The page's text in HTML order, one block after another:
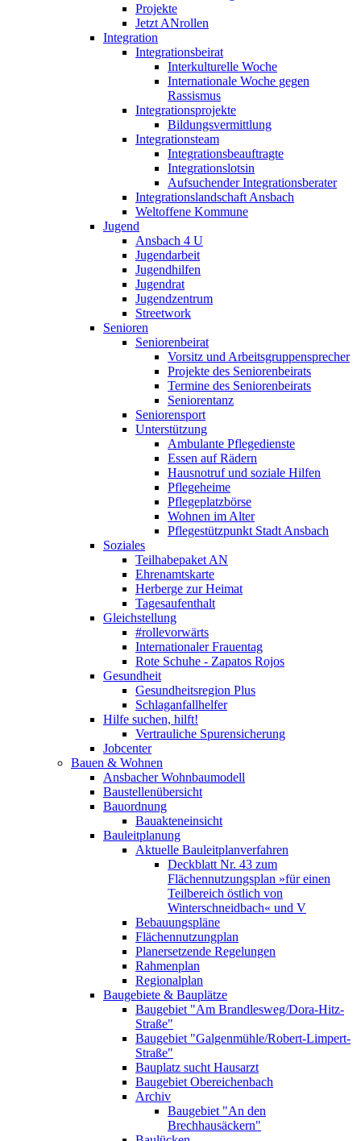
Projekte
Jetzt ANrollen
Integration
Integrationsbeirat
Interkulturelle Woche
Internationale Woche gegen
Rassismus
Integrationsprojekte
Bildungsvermittlung
Integrationsteam
Integrationsbeauftragte
Integrationslotsin
Aufsuchender Integrationsberater
Integrationslandschaft Ansbach
Weltoffene Kommune
Jugend
Ansbach 4 U
Jugendarbeit
Jugendhilfen
Jugendrat
Jugendzentrum
Streetwork
Senioren
Seniorenbeirat
Vorsitz und Arbeitsgruppensprecher
Projekte des Seniorenbeirats
Termine des Seniorenbeirats
Seniorentanz
Seniorensport
Unterstützung
Ambulante Pflegedienste
Essen auf Rädern
Hausnotruf und soziale Hilfen
Pflegeheime
Pflegeplatzbörse
Wohnen im Alter
Pflegestützpunkt Stadt Ansbach
Soziales
Teilhabepaket AN
Ehrenamtskarte
Herberge zur Heimat
Tagesaufenthalt
Gleichstellung
#rollevorwärts
Internationaler Frauentag
Rote Schuhe - Zapatos Rojos
Gesundheit
Gesundheitsregion Plus
Schlaganfallhelfer
Hilfe suchen, hilft!
Vertrauliche Spurensicherung
Jobcenter
Bauen & Wohnen
Ansbacher Wohnbaumodell
Baustellenübersicht
Bauordnung
Bauakteneinsicht
Bauleitplanung
Aktuelle Bauleitplanverfahren
Deckblatt Nr. 43 zum
Flächennutzungsplan »für einen
Teilbereich östlich von
Winterschneidbach« und V
Bebauungspläne
Flächennutzungplan
Planersetzende Regelungen
Rahmenplan
Regionalplan
Baugebiete & Bauplätze
Baugebiet "Am Brandlesweg/Dora-Hitz-
Straße"
Baugebiet "Galgenmühle/Robert-Limpert-
Straße"
Bauplatz sucht Hausarzt
Baugebiet Obereichenbach
Archiv
Baugebiet "An den
Brechhausäckern"